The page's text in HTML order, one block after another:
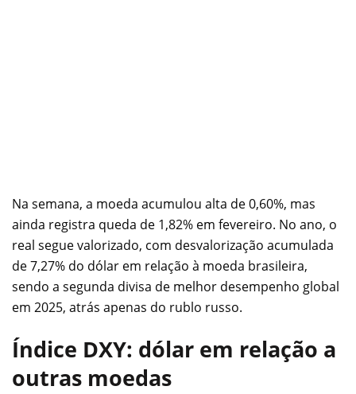
Na semana, a moeda acumulou alta de 0,60%, mas
ainda registra queda de 1,82% em fevereiro. No ano, o
real segue valorizado, com desvalorização acumulada
de 7,27% do dólar em relação à moeda brasileira,
sendo a segunda divisa de melhor desempenho global
em 2025, atrás apenas do rublo russo.
Índice DXY: dólar em relação a
outras moedas